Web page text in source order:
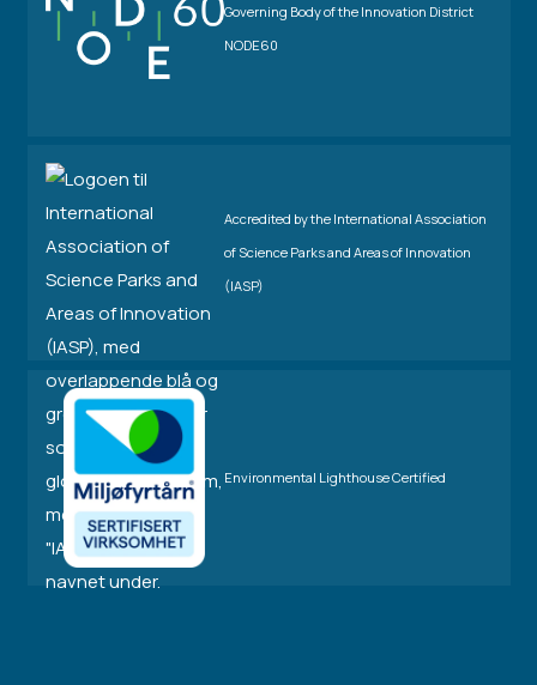
Governing Body of the Innovation District
NODE60
Accredited by the International Association
of Science Parks and Areas of Innovation
(IASP)
Environmental Lighthouse Certified